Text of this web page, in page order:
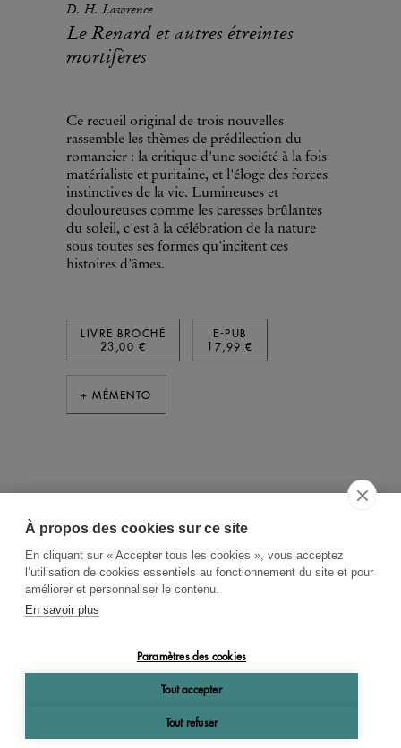
À propos des cookies sur ce site
En cliquant sur « Accepter tous les cookies », vous acceptez
l’utilisation de cookies essentiels au fonctionnement du site et pour
améliorer et personnaliser le contenu.
En savoir plus
Paramètres des cookies
Tout accepter
Tout refuser
D. H. Lawrence
Le Renard et autres étreintes
mortifères
Ce recueil original de trois nouvelles
rassemble les thèmes de prédilection du
romancier : la critique d'une société à la fois
matérialiste et puritaine, et l'éloge des forces
instinctives de la vie. Lumineuses et
douloureuses comme les caresses brûlantes
du soleil, c'est à la célébration de la nature
sous toutes ses formes qu'incitent ces
histoires d'âmes.
LIVRE BROCHÉ
23,00 €
E-PUB
17,99 €
+ MÉMENTO
RECHERCHE THÉMATIQUE
OK